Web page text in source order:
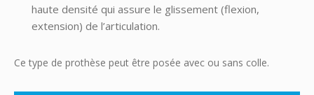
haute densité qui assure le glissement (flexion,
extension) de l’articulation.
Ce type de prothèse peut être posée avec ou sans colle.